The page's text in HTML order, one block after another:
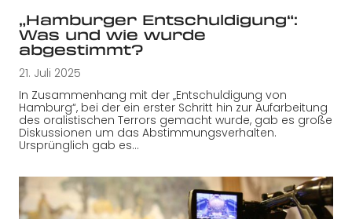
„Hamburger Entschuldigung“:
Was und wie wurde
abgestimmt?
21. Juli 2025
In Zusammenhang mit der „Entschuldigung von
Hamburg“, bei der ein erster Schritt hin zur Aufarbeitung
des oralistischen Terrors gemacht wurde, gab es große
Diskussionen um das Abstimmungsverhalten.
Ursprünglich gab es…